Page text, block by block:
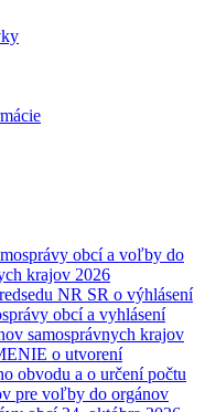
obcí a voľby do
krajov 2026
NR SR o výhlásení
obcí a vyhlásení
samosprávnych krajov
o utvorení
obvodu a o určení počtu
pre voľby do orgánov